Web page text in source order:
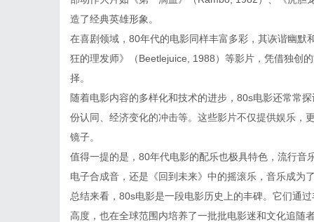
造了经典英雄形象。
在喜剧领域，80年代的电影同样丰富多彩，其诙谐幽
狂的理发师》（Beetlejuice, 1988）等影片，凭借独创
择。
随着电影内容的多样化和技术的进步，80s电影还常常
份认同、经济变化的冲击等。这些影片不仅提供娱乐，
镜子。
值得一提的是，80年代电影的配乐也极具特色，流行
电子合成音，还是《回到未来》中的摇滚乐，音乐成为
总结来看，80s电影是一段电影历史上的丰碑。它们通
高度，也在全球范围内培养了一批批电影迷和文化追随